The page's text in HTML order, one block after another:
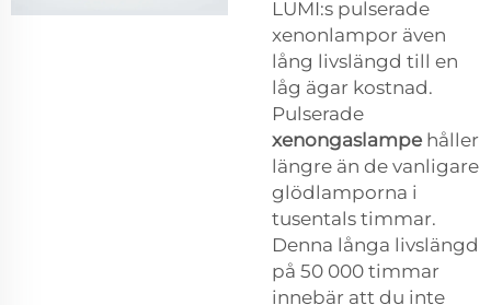
LUMI:s pulserade
xenonlampor även
lång livslängd till en
låg ägar kostnad.
Pulserade
xenongaslampe håller
längre än de vanligare
glödlamporna i
tusentals timmar.
Denna långa livslängd
på 50 000 timmar
innebär att du inte